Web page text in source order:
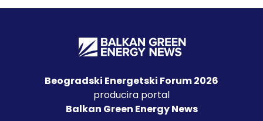
Beogradski Energetski Forum 2026
producira portal
Balkan Green Energy News